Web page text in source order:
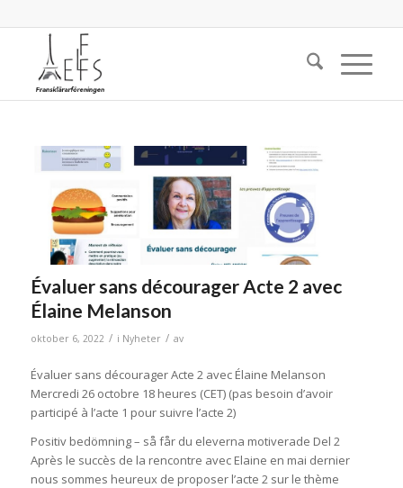
Évaluer sans décourager Acte 2 avec
Élaine Melanson
oktober 6, 2022 / i Nyheter / av
Évaluer sans décourager Acte 2 avec Élaine Melanson
Mercredi 26 octobre 18 heures (CET) (pas besoin d’avoir
participé à l’acte 1 pour suivre l’acte 2)
Positiv bedömning – så får du eleverna motiverade Del 2
Après le succès de la rencontre avec Elaine en mai dernier
nous sommes heureux de proposer l’acte 2 sur le thème